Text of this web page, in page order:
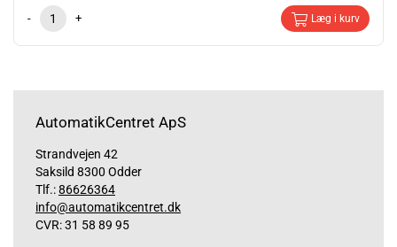
- + Læg i kurv
AutomatikCentret ApS
Strandvejen 42
Saksild 8300 Odder
Tlf.:86626364
info@automatikcentret.dk
CVR: 31 58 89 95